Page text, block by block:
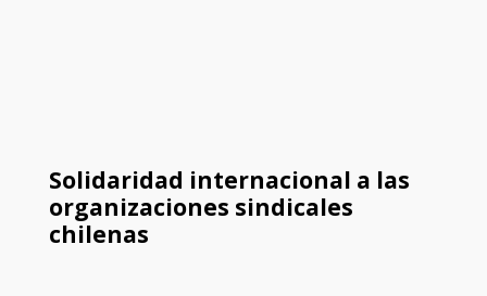
Solidaridad internacional a las
organizaciones sindicales
chilenas